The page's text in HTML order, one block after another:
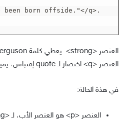
born offside."</q>.
العنصر <strong>
يعطي كلمة Alex Ferguson إهتمام أكثر.
العنصر <q> اختصار لـ quote إقتباس، يميز ما قالة عن Inzaghi.
في هذة الحالة:
العنصر <p> هو العنصر الأب، لـ<strong>